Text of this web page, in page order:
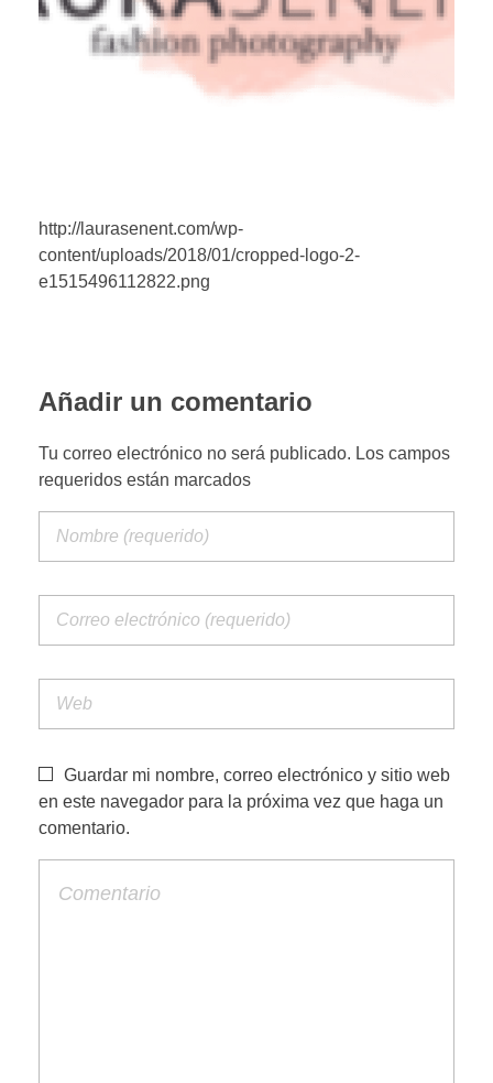
PORTFOLIO WEB
http://laurasenent.com/wp-
content/uploads/2018/01/cropped-logo-2-
e1515496112822.png
Añadir un comentario
Tu correo electrónico no será publicado. Los campos
requeridos están marcados
Guardar mi nombre, correo electrónico y sitio web
en este navegador para la próxima vez que haga un
comentario.